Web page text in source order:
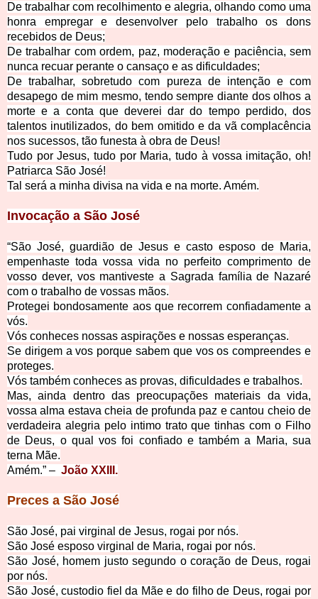
De trabalhar com recolhimento e alegria, olhando como uma
honra empregar e desenvolver pelo trabalho os dons
recebidos de Deus;
De trabalhar com ordem, paz, moderação e paciência, sem
nunca recuar perante o cansaço e as dificuldades;
De trabalhar, sobretudo com pureza de intenção e com
desapego de mim mesmo, tendo sempre diante dos olhos a
morte e a conta que deverei dar do tempo perdido, dos
talentos inutilizados, do bem omitido e da vã complacência
nos sucessos, tão funesta à obra de Deus!
Tudo por Jesus, tudo por Maria, tudo à vossa imitação, oh!
Patriarca São José!
Tal será a minha divisa na vida e na morte. Amém.
Invocação a São José
“São José, guardião de Jesus e casto esposo de Maria,
empenhaste toda vossa vida no perfeito comprimento de
vosso dever, vos mantiveste a Sagrada família de Nazaré
com o trabalho de vossas mãos.
Protegei bondosamente aos que recorrem confiadamente a
vós.
Vós conheces nossas aspirações e nossas esperanças.
Se dirigem a vos porque sabem que vos os compreendes e
proteges.
Vós também conheces as provas, dificuldades e trabalhos.
Mas, ainda dentro das preocupações materiais da vida,
vossa alma estava cheia de profunda paz e cantou cheio de
verdadeira alegria pelo intimo trato que tinhas com o Filho
de Deus, o qual vos foi confiado e também a Maria, sua
terna Mãe.
Amém.” – João XXIII.
Preces a São José
São José, pai virginal de Jesus, rogai por nós.
São José esposo virginal de Maria, rogai por nós.
São José, homem justo segundo o coração de Deus, rogai
por nós.
São José, custodio fiel da Mãe e do filho de Deus, rogai por